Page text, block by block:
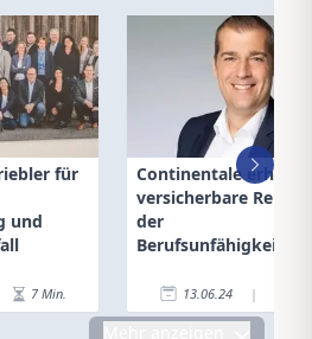
für
und
7 Min.
Continentale erhöht
versicherbare
der
13.06.24 |